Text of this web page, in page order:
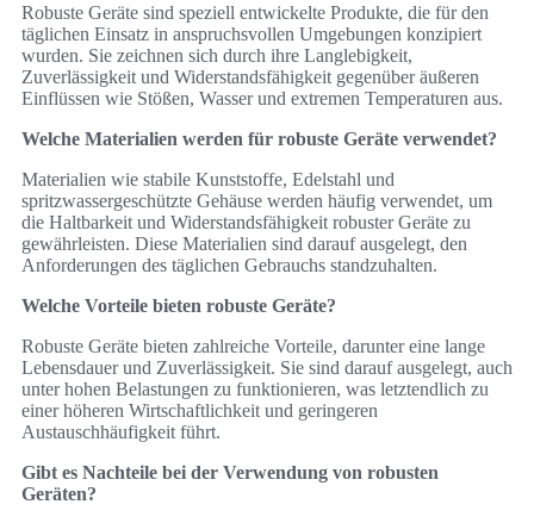
Robuste Geräte sind speziell entwickelte Produkte, die für den
täglichen Einsatz in anspruchsvollen Umgebungen konzipiert
wurden. Sie zeichnen sich durch ihre Langlebigkeit,
Zuverlässigkeit und Widerstandsfähigkeit gegenüber äußeren
Einflüssen wie Stößen, Wasser und extremen Temperaturen aus.
Welche Materialien werden für robuste Geräte verwendet?
Materialien wie stabile Kunststoffe, Edelstahl und
spritzwassergeschützte Gehäuse werden häufig verwendet, um
die Haltbarkeit und Widerstandsfähigkeit robuster Geräte zu
gewährleisten. Diese Materialien sind darauf ausgelegt, den
Anforderungen des täglichen Gebrauchs standzuhalten.
Welche Vorteile bieten robuste Geräte?
Robuste Geräte bieten zahlreiche Vorteile, darunter eine lange
Lebensdauer und Zuverlässigkeit. Sie sind darauf ausgelegt, auch
unter hohen Belastungen zu funktionieren, was letztendlich zu
einer höheren Wirtschaftlichkeit und geringeren
Austauschhäufigkeit führt.
Gibt es Nachteile bei der Verwendung von robusten
Geräten?